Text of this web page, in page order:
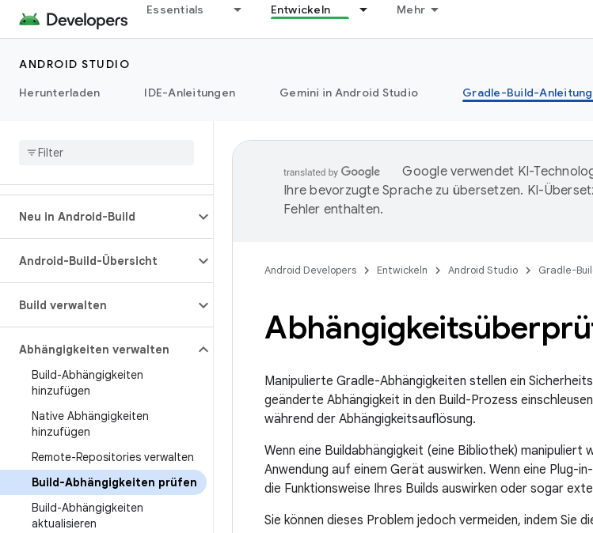
Essentials Entwickeln Mehr
ANDROID STUDIO
Herunterladen
IDE-Anleitungen Gemini in Android Studio Gradle-Build-
Neu in Android-Build
Android-Build-Übersicht
Build verwalten
Abhängigkeiten verwalten
Build-Abhängigkeiten
hinzufügen
Native Abhängigkeiten
hinzufügen
Remote-Repositories verwalten
Build-Abhängigkeiten prüfen
Build-Abhängigkeiten
aktualisieren
Google verwendet KI-
Ihre bevorzugte Sprache zu übersetzen. KI-
Fehler enthalten.
Android Developers Entwickeln Android Studio Gradle-
Manipulierte Gradle-Abhängigkeiten stellen ein
geänderte Abhängigkeit in den Build-Prozess
während der Abhängigkeitsauflösung.
Wenn eine Buildabhängigkeit (eine Bibliothek) manipuliert
Anwendung auf einem Gerät auswirken. Wenn eine Plug-
die Funktionsweise Ihres Builds auswirken oder sogar
Sie können dieses Problem jedoch vermeiden, indem Sie